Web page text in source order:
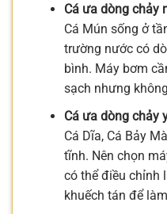
Cá ưa dòng chảy
Cá Mún sống ở
trường nước có
bình. Máy bơm
sạch nhưng
Cá ưa dòng chảy
Cá Dĩa, Cá Bảy
tĩnh. Nên chọn
có thể điều chỉnh
khuếch tán để